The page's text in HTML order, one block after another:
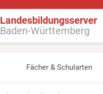
Landesbildungsserver
Baden-Württemberg
Fächer & Schularten